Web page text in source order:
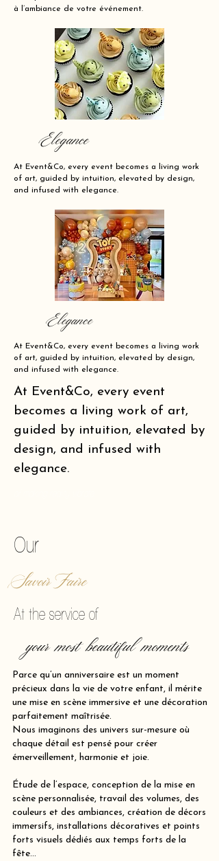
à l’ambiance de votre événement.
Elegance
At Event&Co, every event becomes a living work
of art, guided by intuition, elevated by design,
and infused with elegance.
Elegance
At Event&Co, every event becomes a living work
of art, guided by intuition, elevated by design,
and infused with elegance.
At Event&Co, every event
becomes a living work of art,
guided by intuition, elevated by
design, and infused with
elegance.
Our
Savoir Faire
At the service of
your most beautiful moments
Parce qu’un anniversaire est un moment
précieux dans la vie de votre enfant, il mérite
une mise en scène immersive et une décoration
parfaitement maîtrisée.
Nous imaginons des univers sur-mesure où
chaque détail est pensé pour créer
émerveillement, harmonie et joie.
Étude de l’espace, conception de la mise en
scène personnalisée, travail des volumes, des
couleurs et des ambiances, création de décors
immersifs, installations décoratives et points
forts visuels dédiés aux temps forts de la
fête…